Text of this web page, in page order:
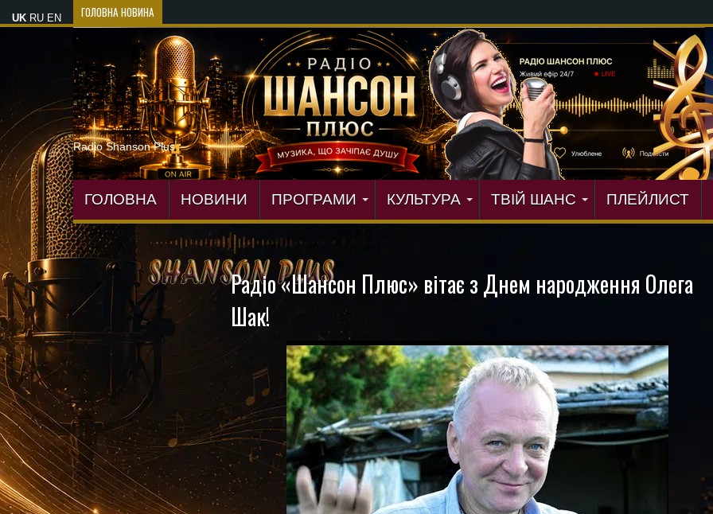
ГОЛОВНА НОВИНА
Radio Shanson Plus
ГОЛОВНА НОВИНИ ПРОГРАМИ КУЛЬТУРА ТВІЙ ШАНС ПЛЕЙЛИСТ
Радіо «Шансон Плюс» вітає з Днем народження Олега
Шак!
UK RU EN